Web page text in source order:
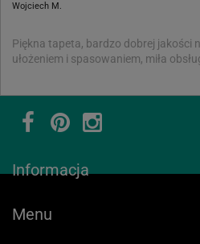
Wojciech M.
Piękna tapeta, bardzo dobrej jakości
ułożeniem i spasowaniem, miła
Informacja
Menu